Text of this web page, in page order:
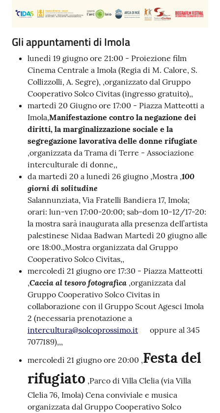
Gli appuntamenti di Imola
lunedì 19 giugno ore 21:00 - Proiezione film
Cinema Centrale a Imola (Regia di M. Calore, S.
Collizzolli, A. Segre), ,organizzato dal Gruppo
Cooperativo Solco Civitas (ingresso gratuito),,
martedì 20 Giugno ore 17:00 - Piazza Matteotti a
Imola,Manifestazione contro la negazione dei
diritti, la marginalizzazione sociale e la
segregazione lavorativa delle donne rifugiate
,organizzata da Trama di Terre - Associazione
interculturale di donne,,
da martedì 20 a lunedì 26 giugno ,Mostra ,100
giorni di solitudine
Salannunziata, Via Fratelli Bandiera 17, Imola;
orari: lun-ven 17:00-20:00; sab-dom 10-12/17-20:
la mostra sarà inaugurata alla presenza dell’artista
palestinese Nidaa Badwan Martedì 20 giugno alle
ore 18:00.,Mostra organizzata dal Gruppo
Cooperativo Solco Civitas,,
mercoledì 21 giugno ore 17:30 - Piazza Matteotti
,Caccia al tesoro fotografica ,organizzata dal
Gruppo Cooperativo Solco Civitas in
collaborazione con il Gruppo Scout Agesci Imola
2 (necessaria prenotazione a
intercultura@solcoprossimo.it
oppure al 345
7077189),,,
mercoledì 21 giugno ore 20:00 ,Festa del
rifugiato ,Parco di Villa Clelia (via Villa
Clelia 76, Imola) Cena conviviale e musica
organizzata dal Gruppo Cooperativo Solco